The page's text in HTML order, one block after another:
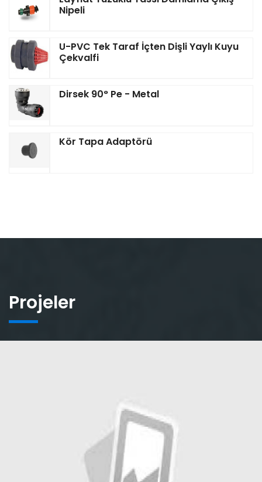
Nipeli
U-PVC Tek Taraf İçten Dişli Yaylı Kuyu
Çekvalfi
Dirsek 90° Pe - Metal
Kör Tapa Adaptörü
Projeler